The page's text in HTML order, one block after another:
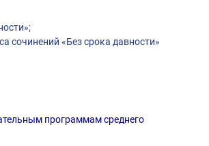
сочинений «Без срока давности»
программам среднего